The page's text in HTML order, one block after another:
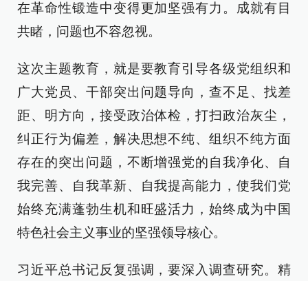
在革命性锻造中变得更加坚强有力。成就有目
共睹，问题也不容忽视。
这次主题教育，就是要教育引导各级党组织和
广大党员、干部突出问题导向，查不足、找差
距、明方向，接受政治体检，打扫政治灰尘，
纠正行为偏差，解决思想不纯、组织不纯方面
存在的突出问题，不断增强党的自我净化、自
我完善、自我革新、自我提高能力，使我们党
始终充满蓬勃生机和旺盛活力，始终成为中国
特色社会主义事业的坚强领导核心。
习近平总书记反复强调，要深入调查研究。精